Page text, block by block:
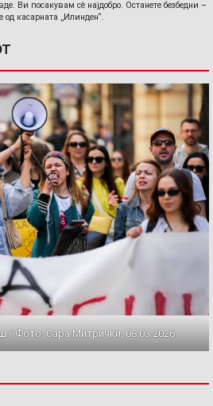
Ви посакувам сè најдобро. Останете безбедни –
од касарната „Илинден“.
Фото: Сара Митрички, 08.03.2026